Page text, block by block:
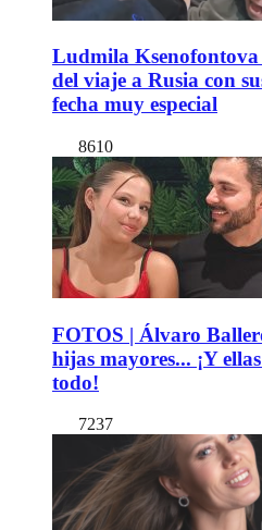
Ludmila
del viaje a Rusia con
fecha muy especial
8610
FOTOS | Álvaro
hijas mayores... ¡Y
todo!
7237